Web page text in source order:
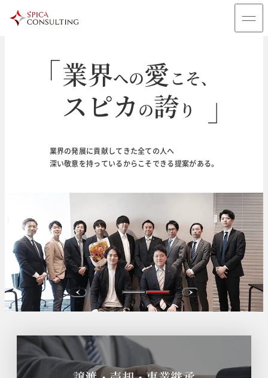
輝く未来のために
業界への愛こそ、
スピカ の誇 り
業界の発展に貢献してきた全ての人へ
深い敬意を持っているからこそできる提案がある。